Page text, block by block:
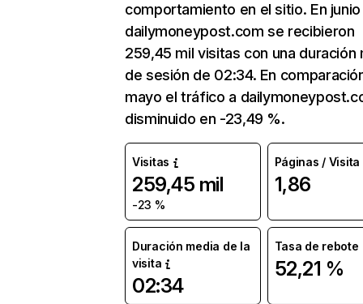
comportamiento en el sitio. En junio
dailymoneypost.com se recibieron
259,45 mil visitas con una duración
de sesión de 02:34. En
mayo el tráfico a
disminuido en -23,49 %.
Visitas
259,45 mil
-23 %
Páginas / Visita
1,86
Duración media de la
visita
02:34
Tasa de rebote
52,21 %